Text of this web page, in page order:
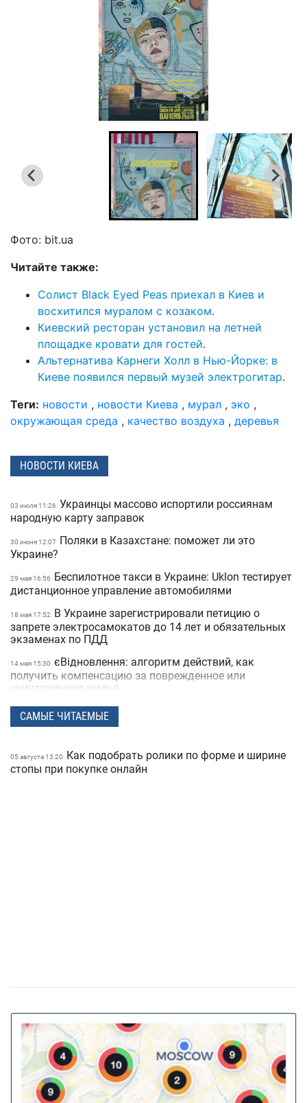
Фото: bit.ua
Читайте также:
Солист Black Eyed Peas приехал в Киев и
восхитился муралом с козаком.
Киевский ресторан установил на летней
площадке кровати для гостей.
Альтернатива Карнеги Холл в Нью-Йорке: в
Киеве появился первый музей электрогитар.
Теги: новости , новости Киева , мурал , эко ,
окружающая среда , качество воздуха , деревья
НОВОСТИ КИЕВА
03 июля 11:26 Украинцы массово испортили россиянам
народную карту заправок
30 июня 12:07
Поляки в Казахстане: поможет ли это
Украине?
29 мая 16:56
Беспилотное такси в Украине: Uklon тестирует
дистанционное управление автомобилями
18 мая 17:52
В Украине зарегистрировали петицию о
запрете электросамокатов до 14 лет и обязательных
экзаменах по ПДД
14 мая 15:30 єВідновлення: алгоритм действий, как
получить компенсацию за поврежденное или
уничтоженное жилье
06 мая 15:50 В Украине хотят запретить электросамокаты
на тротуарах: где и как они будут ездить
областей выпал снег посреди апреля (фото)
На Украину надвигается циклон Niksala: что будет
18 августа 16:36
Штрафы до 3400 грн: Кабмин предлагает
ужесточить наказание за нарушение комендантского
часа
16:23
За животных в авто будут штрафовать и лишать
свободы: в КГГА напомнили о наказаниях для
САМЫЕ ЧИТАЕМЫЕ
05 августа 13:20
Как подобрать ролики по форме и ширине
стопы при покупке онлайн